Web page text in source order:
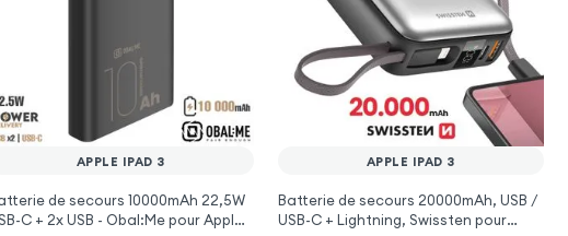
APPLE IPAD 3
de secours 10000mAh 22,5W
C + 2x USB - Obal:Me pour Apple
APPLE IPAD 3
Batterie de secours 20000mAh, USB /
USB-C + Lightning, Swissten pour